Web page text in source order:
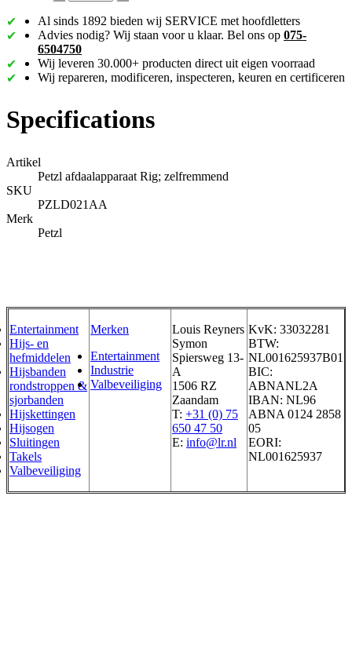
Al sinds 1892 bieden wij SERVICE met hoofdletters
Advies nodig? Wij staan voor u klaar. Bel ons op 075-
6504750
Wij leveren 30.000+ producten direct uit eigen voorraad
Wij repareren, modificeren, inspecteren, keuren en certificeren
Specifications
Artikel
Petzl afdaalapparaat Rig; zelfremmend
SKU
PZLD021AA
Merk
Petzl
Entertainment
Hijs- en
hefmiddelen
Hijsbanden
rondstroppen &
sjorbanden
Hijskettingen
Hijsogen
Sluitingen
Takels
Valbeveiliging
Merken
Entertainment
Industrie
Valbeveiliging
Louis Reyners
Symon
Spiersweg 13-
A
1506 RZ
Zaandam
T: +31 (0) 75
650 47 50
E: info@lr.nl
KvK: 33032281
BTW:
NL001625937B01
BIC:
ABNANL2A
IBAN: NL96
ABNA 0124 2858
05
EORI:
NL001625937